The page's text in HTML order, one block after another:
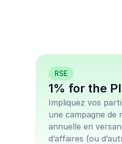
RSE
1% for the
Impliquez vos
une campagne de
annuelle en
d’affaires (ou